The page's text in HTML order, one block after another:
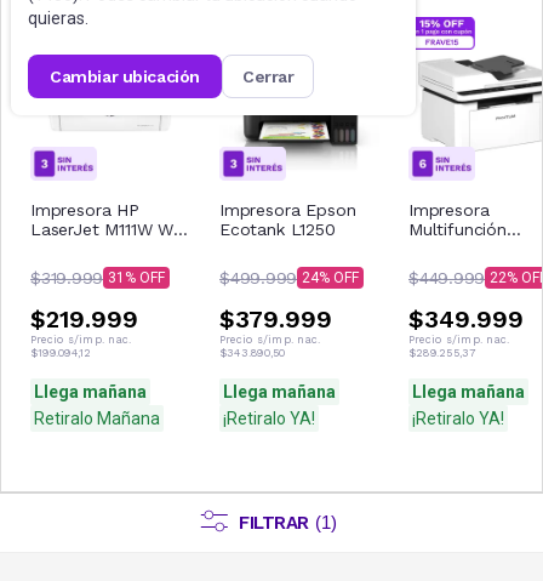
quieras.
cambiar ubicación cerrar
Impresora HP
LaserJet M111W Wi-
$319.999 31
$219.999
Precio s/imp. nac.
$199.094,12
Llega mañana
Retiralo Mañana
Impresora Epson
Ecotank L1250
$499.999 24
$379.999
Precio s/imp. nac.
$343.890,50
Llega mañana
¡Retiralo YA!
Impresora
Multifunción
BM2300AW
$449.999 22
$349.999
Precio s/imp. nac.
$289.255,37
Llega mañana
¡Retiralo YA!
FILTRAR (1)